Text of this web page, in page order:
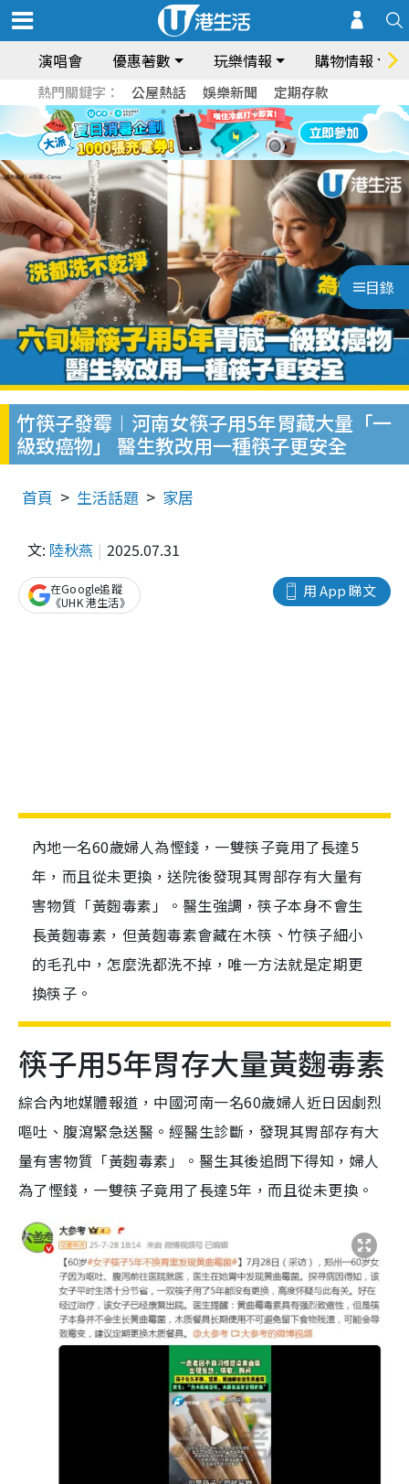
演唱會 優惠著數 玩樂情報 購物情報
熱門關鍵字： 公屋熱話 娛樂新聞 定期存款
目錄
竹筷子發霉︱河南女筷子用5年胃藏大量「一
級致癌物」 醫生教改用一種筷子更安全
首頁 生活話題 家居
文: 陸秋燕 2025.07.31
用 App 睇文
在Google追蹤
《UHK 港生活》
內地一名60歲婦人為慳錢，一雙筷子竟用了長達5
年，而且從未更換，送院後發現其胃部存有大量有
害物質「黃麴毒素」。醫生強調，筷子本身不會生
長黃麴毒素，但黃麴毒素會藏在木筷、竹筷子細小
的毛孔中，怎麼洗都洗不掉，唯一方法就是定期更
換筷子。
筷子用5年胃存大量黃麴毒素
綜合內地媒體報道，中國河南一名60歲婦人近日因劇烈
嘔吐、腹瀉緊急送醫。經醫生診斷，發現其胃部存有大
量有害物質「黃麴毒素」。醫生其後追問下得知，婦人
為了慳錢，一雙筷子竟用了長達5年，而且從未更換。